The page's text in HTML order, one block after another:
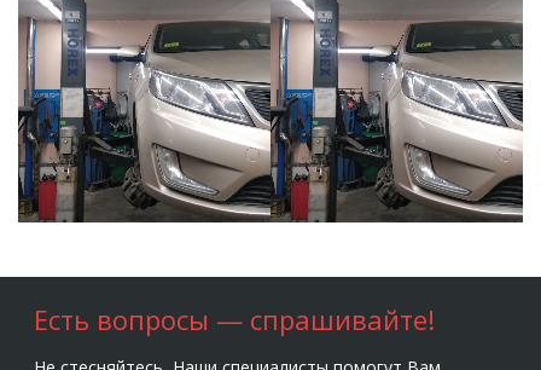
Есть вопросы — спрашивайте!